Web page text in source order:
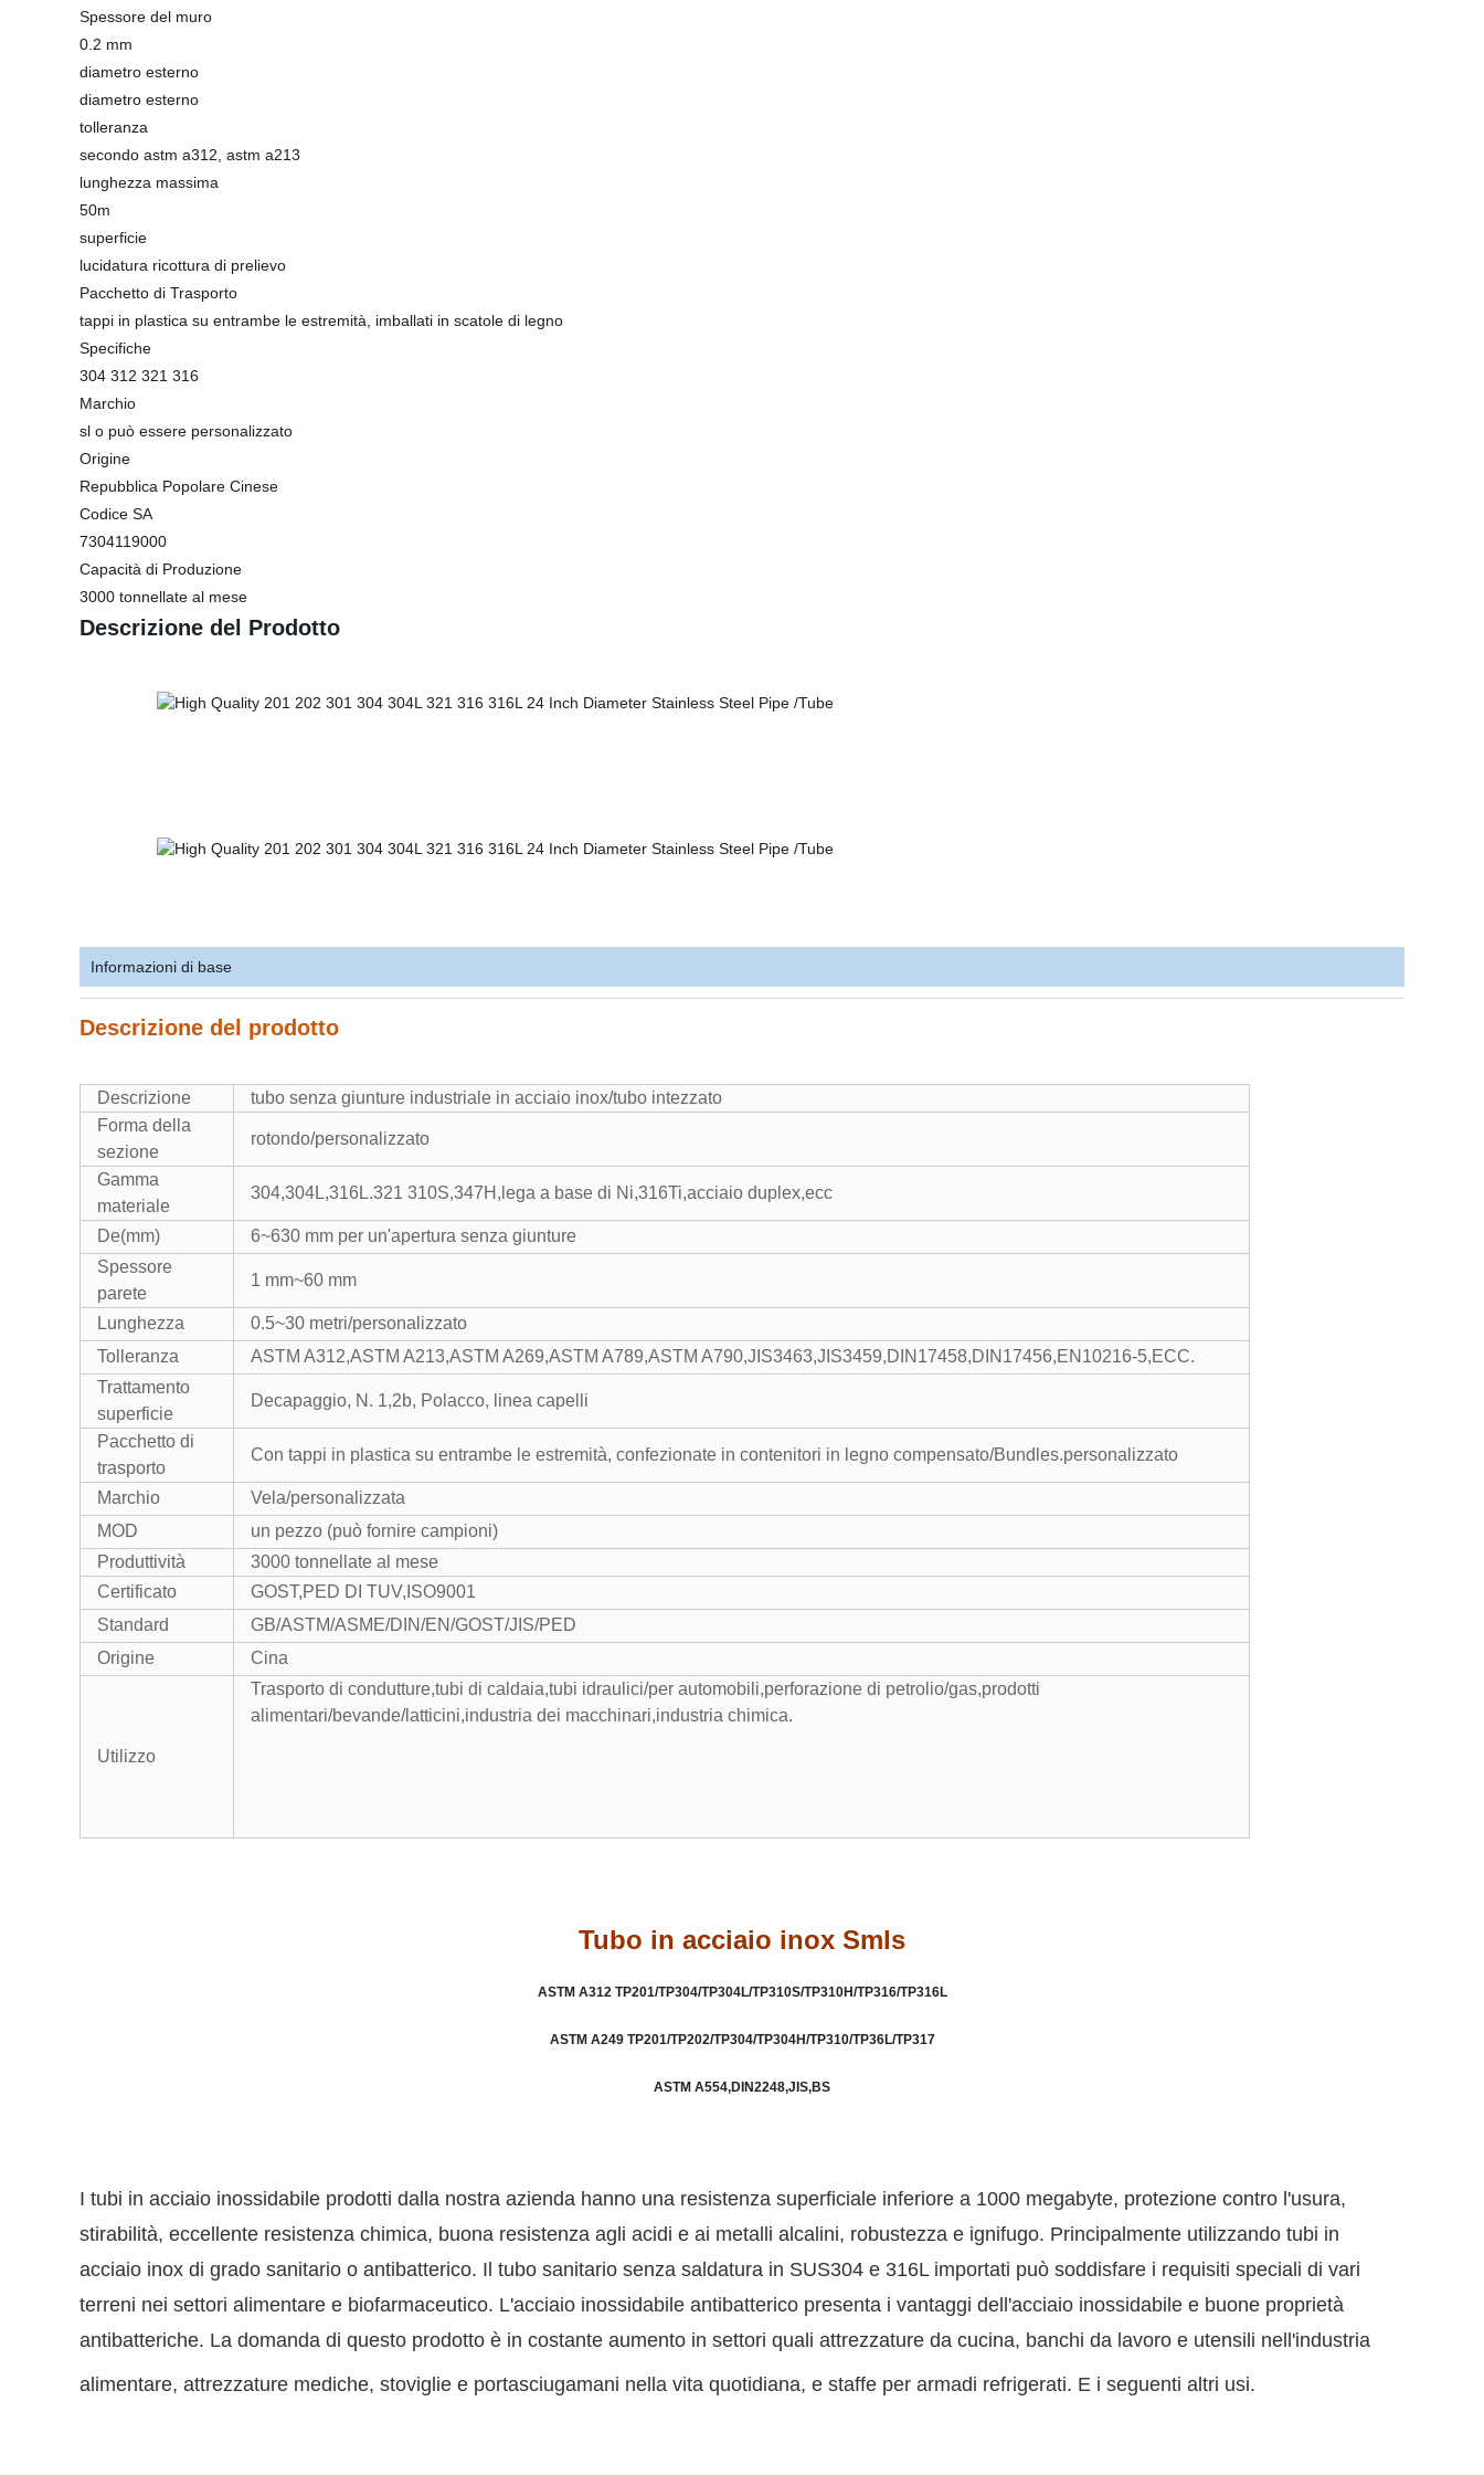
Spessore del muro
0.2 mm
diametro esterno
diametro esterno
tolleranza
secondo astm a312, astm a213
lunghezza massima
50m
superficie
lucidatura ricottura di prelievo
Pacchetto di Trasporto
tappi in plastica su entrambe le estremità, imballati in scatole di legno
Specifiche
304 312 321 316
Marchio
sl o può essere personalizzato
Origine
Repubblica Popolare Cinese
Codice SA
7304119000
Capacità di Produzione
3000 tonnellate al mese
Descrizione del Prodotto
Informazioni di base
Descrizione del prodotto
Descrizione
tubo senza giunture industriale in acciaio inox/tubo intezzato
Forma della
sezione
rotondo/personalizzato
Gamma
materiale
304,304L,316L.321 310S,347H,lega a base di Ni,316Ti,acciaio duplex,ecc
De(mm)
6~630 mm per un'apertura senza giunture
Spessore
parete
1 mm~60 mm
Lunghezza
0.5~30 metri/personalizzato
Tolleranza
ASTM A312,ASTM A213,ASTM A269,ASTM A789,ASTM A790,JIS3463,JIS3459,DIN17458,DIN17456,EN10216-5,ECC.
Trattamento
superficie
Decapaggio, N. 1,2b, Polacco, linea capelli
Pacchetto di
trasporto
Con tappi in plastica su entrambe le estremità, confezionate in contenitori in legno compensato/Bundles.personalizzato
Marchio
Vela/personalizzata
MOD
un pezzo (può fornire campioni)
Produttività
3000 tonnellate al mese
Certificato
GOST,PED DI TUV,ISO9001
Standard
GB/ASTM/ASME/DIN/EN/GOST/JIS/PED
Origine
Cina
Utilizzo
Trasporto di condutture,tubi di caldaia,tubi idraulici/per automobili,perforazione di petrolio/gas,prodotti
alimentari/bevande/latticini,industria dei macchinari,industria chimica.
Tubo in acciaio inox Smls
ASTM A312 TP201/TP304/TP304L/TP310S/TP310H/TP316/TP316L
ASTM A249 TP201/TP202/TP304/TP304H/TP310/TP36L/TP317
ASTM A554,DIN2248,JIS,BS
I tubi in acciaio inossidabile prodotti dalla nostra azienda hanno una resistenza superficiale inferiore a 1000 megabyte, protezione contro l'usura,
stirabilità, eccellente resistenza chimica, buona resistenza agli acidi e ai metalli alcalini, robustezza e ignifugo. Principalmente utilizzando tubi in
acciaio inox di grado sanitario o antibatterico. Il tubo sanitario senza saldatura in SUS304 e 316L importati può soddisfare i requisiti speciali di vari
terreni nei settori alimentare e biofarmaceutico. L'acciaio inossidabile antibatterico presenta i vantaggi dell'acciaio inossidabile e buone proprietà
antibatteriche. La domanda di questo prodotto è in costante aumento in settori quali attrezzature da cucina, banchi da lavoro e utensili nell'industria
alimentare, attrezzature mediche, stoviglie e portasciugamani nella vita quotidiana, e staffe per armadi refrigerati. E i seguenti altri usi.